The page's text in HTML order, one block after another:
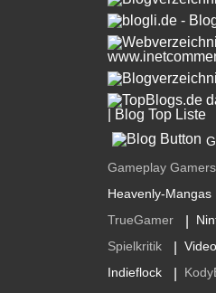
Gameplay Gamers
Heavenly-Mangas
TrueGamer
Spielkritik
Indieflock